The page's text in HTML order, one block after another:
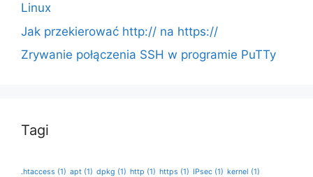
Linux
Jak przekierować http:// na https://
Zrywanie połączenia SSH w programie PuTTy
Tagi
.htaccess (1) apt (1) dpkg (1) http (1) https (1) IPsec (1) kernel (1)